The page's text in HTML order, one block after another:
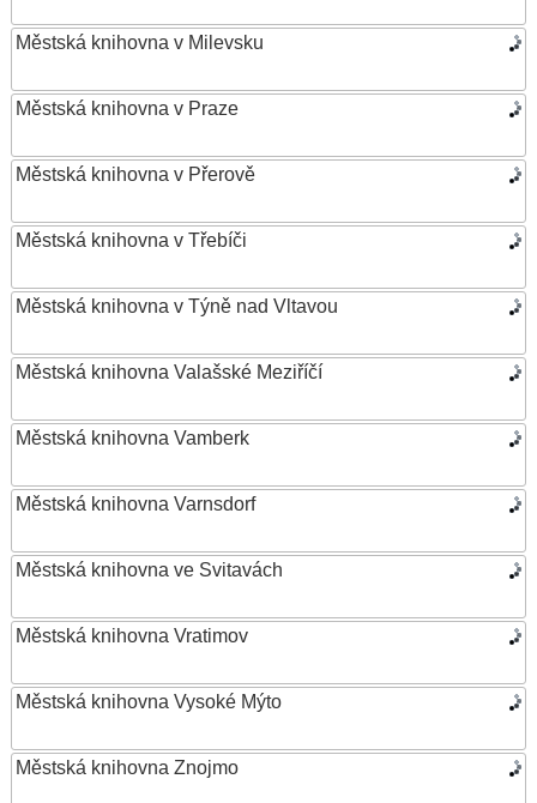
Městská knihovna v Milevsku
Městská knihovna v Praze
Městská knihovna v Přerově
Městská knihovna v Třebíči
Městská knihovna v Týně nad Vltavou
Městská knihovna Valašské Meziříčí
Městská knihovna Vamberk
Městská knihovna Varnsdorf
Městská knihovna ve Svitavách
Městská knihovna Vratimov
Městská knihovna Vysoké Mýto
Městská knihovna Znojmo